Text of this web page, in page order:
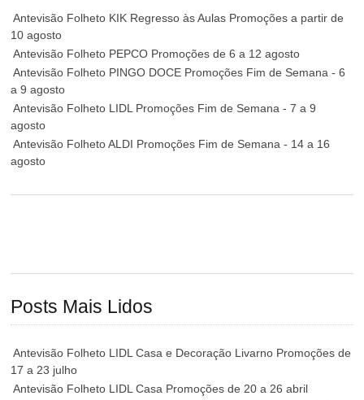
Antevisão Folheto KIK Regresso às Aulas Promoções a partir de
10 agosto
Antevisão Folheto PEPCO Promoções de 6 a 12 agosto
Antevisão Folheto PINGO DOCE Promoções Fim de Semana - 6
a 9 agosto
Antevisão Folheto LIDL Promoções Fim de Semana - 7 a 9
agosto
Antevisão Folheto ALDI Promoções Fim de Semana - 14 a 16
agosto
Posts Mais Lidos
Antevisão Folheto LIDL Casa e Decoração Livarno Promoções de
17 a 23 julho
Antevisão Folheto LIDL Casa Promoções de 20 a 26 abril